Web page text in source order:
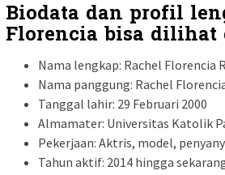
Biodata dan profil
Florencia bisa
Nama lengkap: Rachel Florencia
Nama panggung: Rachel
Tanggal lahir: 29 Februari 2000
Almamater: Universitas Katolik
Pekerjaan: Aktris, model,
Tahun aktif: 2014 hingga